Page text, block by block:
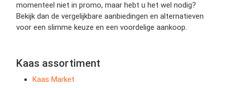
momenteel niet in promo, maar hebt u het wel nodig?
Bekijk dan de vergelijkbare aanbiedingen en alternatieven
voor een slimme keuze en een voordelige aankoop.
Kaas assortiment
Kaas Market